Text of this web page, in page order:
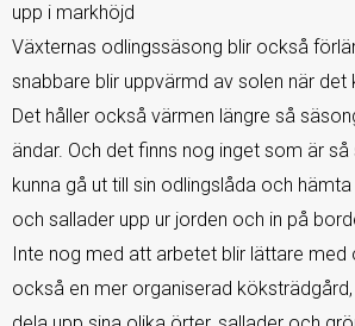
upp i markhöjd
Växternas odlingssäsong blir också
snabbare blir uppvärmd av solen när
Det håller också värmen längre så
ändar. Och det finns nog inget som är
kunna gå ut till sin odlingslåda och
och sallader upp ur jorden och in på
Inte nog med att arbetet blir lättare med
också en mer organiserad